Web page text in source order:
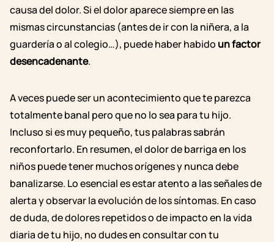
causa del dolor.Si el dolor aparece siempre en las
mismas circunstancias (antes de ir con la niñera, a la
guardería o al colegio…), puede haber habido un factor
desencadenante.
A veces puede ser un acontecimiento que te parezca
totalmente banal pero que no lo sea para tu hijo.
Incluso si es muy pequeño, tus palabras sabrán
reconfortarlo. En resumen, el dolor de barriga en los
niñospuede tener muchos orígenes ynunca debe
banalizarse. Lo esencial es estar atento a las señales de
alerta y observar la evolución de los síntomas. En caso
de duda, de dolores repetidos o de impacto en la vida
diaria de tu hijo, no dudes en consultar con tu